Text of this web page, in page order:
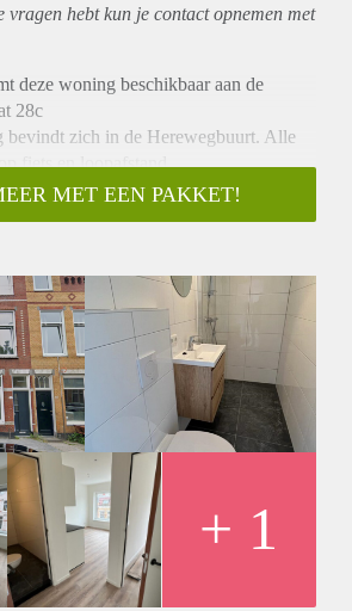
vragen hebt kun je contact opnemen met
deze woning beschikbaar aan de
28c
bevindt zich in de Herewegbuurt. Alle
fiets en loopafstand.
heeft een woonkamer met open keuken,
aanvragen kunnen we niet op
nodigen doorgaans circa 5 kandidaten
We kunnen helaas niet iedereen
of uitnodigingen.
MET EEN PAKKET!
+ 1